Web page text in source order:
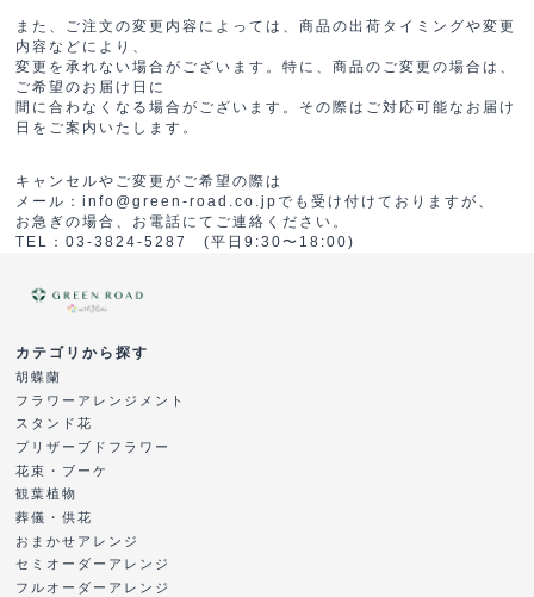
また、ご注文の変更内容によっては、商品の出荷タイミングや変更
内容などにより、
変更を承れない場合がございます。特に、商品のご変更の場合は、
ご希望のお届け日に
間に合わなくなる場合がございます。その際はご対応可能なお届け
日をご案内いたします。
キャンセルやご変更がご希望の際は
メール：info@green-road.co.jpでも受け付けておりますが、
お急ぎの場合、お電話にてご連絡ください。
TEL：03-3824-5287 (平日9:30〜18:00)
カテゴリから探す
胡蝶蘭
フラワーアレンジメント
スタンド花
プリザーブドフラワー
花束・ブーケ
観葉植物
葬儀・供花
おまかせアレンジ
セミオーダーアレンジ
フルオーダーアレンジ